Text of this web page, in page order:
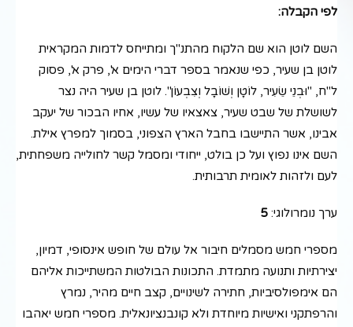
לפי הקבלה:
השם לוטן הוא שם הלקוח מהתנ"ך ומתייחס לדמות המקראית
לוטן בן שעיר, כפי שנאמר בספר דברי הימים א', פרק א', פסוק
ל"ח, "וּבְנֵי שֵׂעִיר, לוֹטָן וְשׁוֹבָל וְצִבְעוֹן". לוטן בן שעיר היה נצר
לשושלת של שבט שעיר, צאצאיו של עשיו, אחיו הבכור של יעקב
אבינו, אשר התיישבו בחבל הארץ הצפוני, בסמוך למפרץ אילת.
השם אינו נפוץ ועל כן בולט, ייחודי ומסמל קשר לחולייה משפחתית,
לעם ולזהות לאומית תרבותית.
ערך נומרולוגי: 5
מספרי חמש מסמלים חיבור אל עולם של חופש אינסופי, דמיון,
יצירתיות ותנועה מתמדת. התכונות הבולטות המשתייכות אליהם
הם אימפולסיביות, חתירה לשינויים, קצב חיים מהיר, נמרץ
והרפתקני ואישיות מיוחדת ולא קונבנציונאלית. מספרי חמש יאהבו